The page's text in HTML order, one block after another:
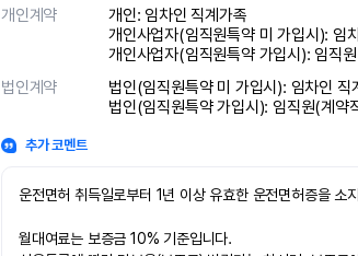
개인계약
개인: 임차인 직계가족
개인사업자(임직원특약 미 가입시): 임
개인사업자(임직원특약 가입시): 임직
법인계약
법인(임직원특약 미 가입시): 임차인
법인(임직원특약 가입시): 임직원(계약
추가 코멘트
운전면허 취득일로부터 1년 이상 유효한 운전면허증을 소
월대여료는 보증금 10% 기준입니다.